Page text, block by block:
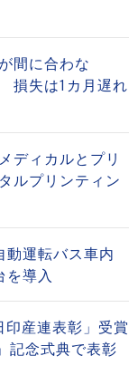
間に合わな
失は1カ月遅れ
ディカルとプリ
ルプリンティン
運転バス車内
を導入
産連表彰」受賞
念式典で表彰